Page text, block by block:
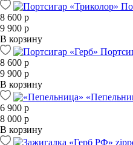
8 600 р
9 900 р
В корзину
8 600 р
9 900 р
В корзину
6 900 р
8 000 р
В корзину